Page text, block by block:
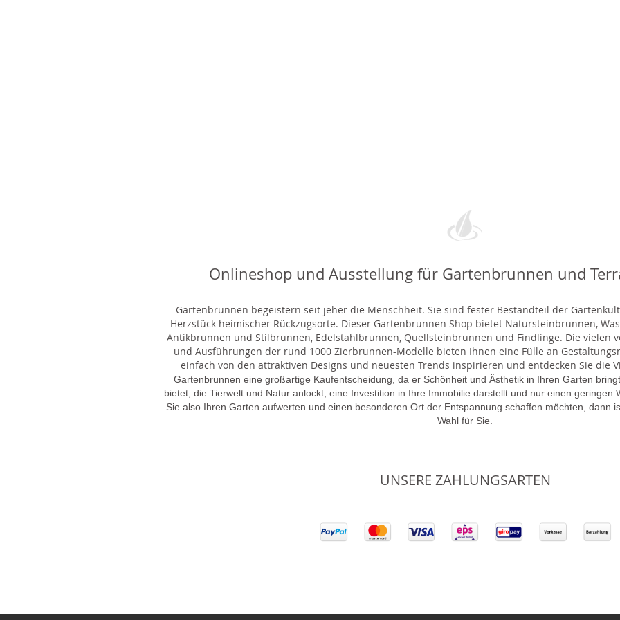
Onlineshop und Ausstellung für Gartenbrunnen und
Gartenbrunnen begeistern seit jeher die Menschheit. Sie sind fester Bestandteil der
Herzstück heimischer Rückzugsorte. Dieser Gartenbrunnen Shop bietet Natursteinbrunnen,
Antikbrunnen und Stilbrunnen, Edelstahlbrunnen, Quellsteinbrunnen und Findlinge. Die vielen
und Ausführungen der rund 1000 Zierbrunnen-Modelle bieten Ihnen eine Fülle an
einfach von den attraktiven Designs und neuesten Trends inspirieren und entdecken Sie die
Gartenbrunnen eine großartige Kaufentscheidung, da er Schönheit und Ästhetik in Ihren Garten
bietet, die Tierwelt und Natur anlockt, eine Investition in Ihre Immobilie darstellt und nur einen geringen
Sie also Ihren Garten aufwerten und einen besonderen Ort der Entspannung schaffen möchten, dann
Wahl für Sie.
UNSERE ZAHLUNGSARTEN